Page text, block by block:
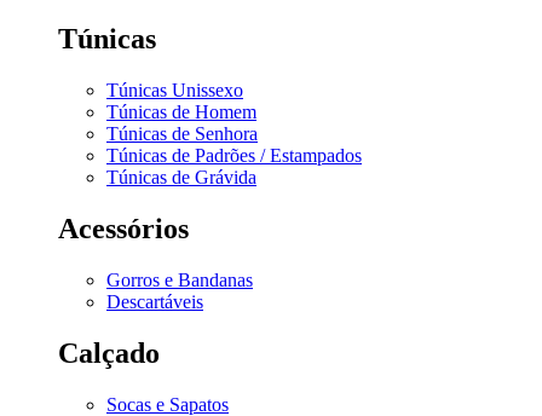
Túnicas
Túnicas Unissexo
Túnicas de Homem
Túnicas de Senhora
Túnicas de Padrões / Estampados
Túnicas de Grávida
Acessórios
Gorros e Bandanas
Descartáveis
Calçado
Socas e Sapatos